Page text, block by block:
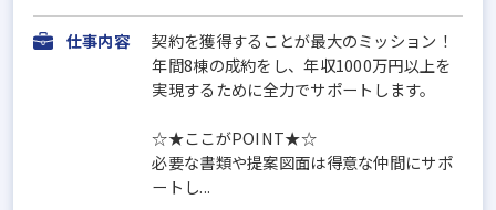
仕事内容
契約を獲得することが最大のミッション！
年間8棟の成約をし、年収1000万円以上を
実現するために全力でサポートします。
☆★ここがPOINT★☆
必要な書類や提案図面は得意な仲間にサポ
ートし...